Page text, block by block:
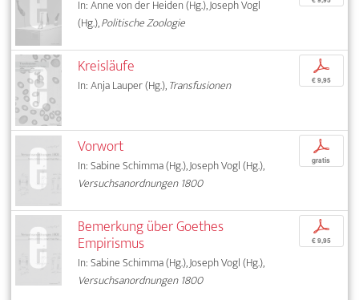
In: Anne von der Heiden (Hg.), Joseph Vogl
(Hg.),Politische Zoologie
Kreisläufe
In: Anja Lauper (Hg.),Transfusionen
p
€ 9,95
Vorwort
In: Sabine Schimma (Hg.), Joseph Vogl (Hg.),
Versuchsanordnungen 1800
p
gratis
Bemerkung über Goethes
Empirismus
In: Sabine Schimma (Hg.), Joseph Vogl (Hg.),
Versuchsanordnungen 1800
p
€ 9,95